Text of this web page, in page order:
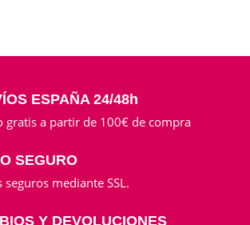
ESPAÑA 24/48h
gratis a partir de 100€ de compra
SEGURO
seguros mediante SSL.
Y DEVOLUCIONES